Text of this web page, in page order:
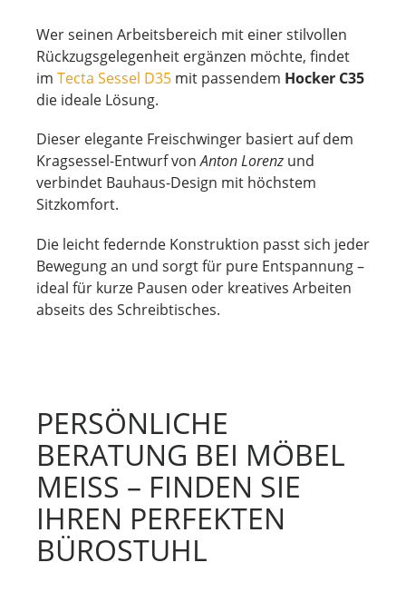
Wer seinen Arbeitsbereich mit einer stilvollen
Rückzugsgelegenheit ergänzen möchte, findet
im Tecta Sessel D35 mit passendem Hocker C35
die ideale Lösung.
Dieser elegante Freischwinger basiert auf dem
Kragsessel-Entwurf vonAnton Lorenz und
verbindet Bauhaus-Design mit höchstem
Sitzkomfort.
Die leicht federnde Konstruktion passt sich jeder
Bewegung an und sorgt für pure Entspannung –
ideal für kurze Pausen oder kreatives Arbeiten
abseits des Schreibtisches.
PERSÖNLICHE
BERATUNG BEI MÖBEL
MEISS – FINDEN SIE
IHREN PERFEKTEN
BÜROSTUHL